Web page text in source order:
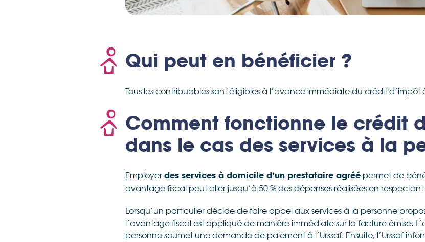
Qui peut en bénéficier ?
Tous les contribuables sont éligibles à l’avance immédiate du crédit
Comment fonctionne le crédit
dans le cas des services à la
Employerdes services à domicile d’un prestataire agréé permet de
avantage fiscal peut aller jusqu’à 50 % des dépenses réalisées en
Lorsqu’un particulier décide de faire appel aux services à la personne
l’avantage fiscal est appliqué de manière immédiate sur la facture émise.
personne soumet une demande de paiement à l’Urssaf. Ensuite, l’Urssaf